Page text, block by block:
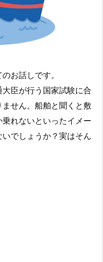
お話しです。
臣が行う国家試験に合
せん。船舶と聞くと敷
れないといったイメー
でしょうか？実はそん